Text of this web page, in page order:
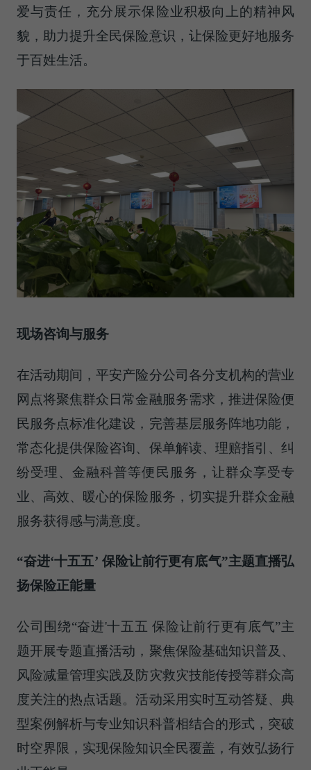
爱与责任，充分展示保险业积极向上的精神风
貌，助力提升全民保险意识，让保险更好地服务
于百姓生活。
现场咨询与服务
在活动期间，平安产险分公司各分支机构的营业
网点将聚焦群众日常金融服务需求，推进保险便
民服务点标准化建设，完善基层服务阵地功能，
常态化提供保险咨询、保单解读、理赔指引、纠
纷受理、金融科普等便民服务，让群众享受专
业、高效、暖心的保险服务，切实提升群众金融
服务获得感与满意度。
“奋进‘十五五’ 保险让前行更有底气”主题直播弘
扬保险正能量
公司围绕“奋进'十五五 保险让前行更有底气”主
题开展专题直播活动，聚焦保险基础知识普及、
风险减量管理实践及防灾救灾技能传授等群众高
度关注的热点话题。活动采用实时互动答疑、典
型案例解析与专业知识科普相结合的形式，突破
时空界限，实现保险知识全民覆盖，有效弘扬行